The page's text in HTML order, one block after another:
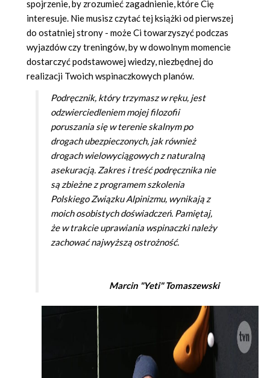
spojrzenie, by zrozumieć zagadnienie, które Cię
interesuje. Nie musisz czytać tej książki od pierwszej
do ostatniej strony - może Ci towarzyszyć podczas
wyjazdów czy treningów, by w dowolnym momencie
dostarczyć podstawowej wiedzy, niezbędnej do
realizacji Twoich wspinaczkowych planów.
Podręcznik, który trzymasz w ręku, jest
odzwierciedleniem mojej filozofii
poruszania się w terenie skalnym po
drogach ubezpieczonych, jak również
drogach wielowyciągowych z naturalną
asekuracją. Zakres i treść podręcznika nie
są zbieżne z programem szkolenia
Polskiego Związku Alpinizmu, wynikają z
moich osobistych doświadczeń. Pamiętaj,
że w trakcie uprawiania wspinaczki należy
zachować najwyższą ostrożność.
Marcin "Yeti" Tomaszewski